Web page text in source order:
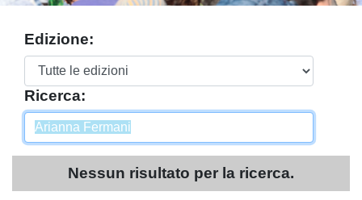
Edizione:
Ricerca:
Nessun risultato per la ricerca.